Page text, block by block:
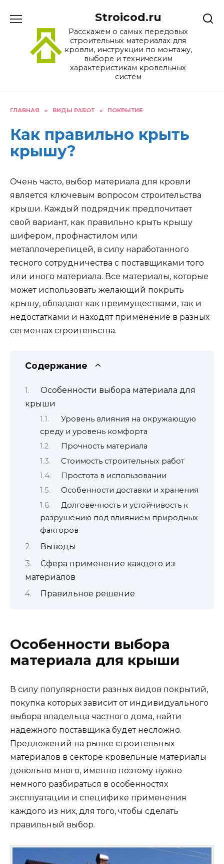
содержанию
Stroicod.ru
Расскажем о самых передовых
строительных материалах для
кровли, инструкции по монтажу,
выборе и техническим
характеристикам кровельных
систем
ГЛАВНАЯ » ВИДЫ РАБОТ » ПОКРЫТИЕ
Как правильно крыть
крышу?
Очень часто, выбор материала для кровли
является ключевым вопросом строительства
крыши. Каждый подрядчик предпочитает
свой вариант, как правильно крыть крышу
шифером, профнастилом или
металлочерепицей, в силу наработанного
тесного сотрудничества с поставщиками того
или иного материала. Все материалы, которые
может использовать желающий покрыть
крышу, обладают как преимуществами, так и
недостатками и находят применение в разных
сегментах строительства.
Содержание
Особенности выбора материала для
крыши
Уровень влияния на окружающую
среду и уровень комфорта
Прочность материала
Стоимость строительных работ
Простота в использовании
Особенности доставки и хранения
Долговечность и устойчивость к
разрушению под влиянием природных
факторов
Выводы
Сфера применение каждого из
материалов
Правильное решение
Особенности выбора
материала для крыши
В силу популярности разных видов покрытий,
покупка которых зависит от индивидуального
выбора владельца частного дома, найти
надежного поставщика будет несложно.
Предложений на рынке строительных
материалов в секторе кровельные материалы
довольно много, именно поэтому нужно
немного разбираться в особенностях
эксплуатации и специфике применения
каждого из них, для того, чтобы сделать
правильный выбор.